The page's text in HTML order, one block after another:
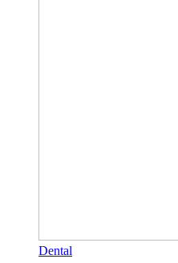
Dental